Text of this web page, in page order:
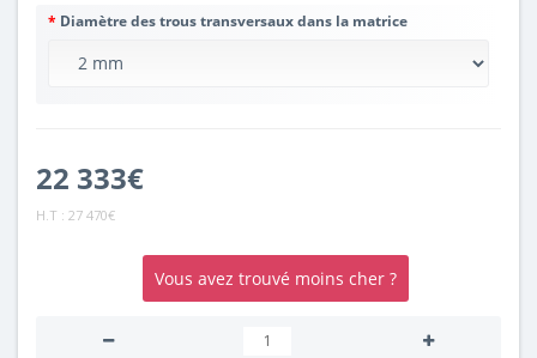
Diamètre des trous transversaux dans la matrice
22 333€
H.T : 27 470€
Vous avez trouvé moins cher ?